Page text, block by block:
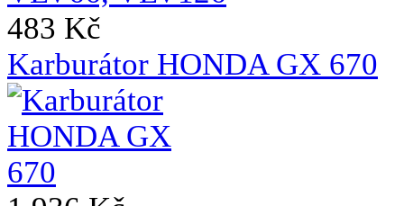
483 Kč
Karburátor HONDA GX 670